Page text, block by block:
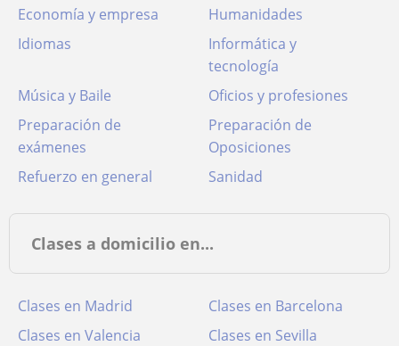
Economía y empresa
Humanidades
Idiomas
Informática y
tecnología
Música y Baile
Oficios y profesiones
Preparación de
exámenes
Preparación de
Oposiciones
Refuerzo en general
Sanidad
Clases a domicilio en...
Clases en Madrid
Clases en Barcelona
Clases en Valencia
Clases en Sevilla